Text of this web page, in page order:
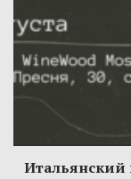
Итальянский